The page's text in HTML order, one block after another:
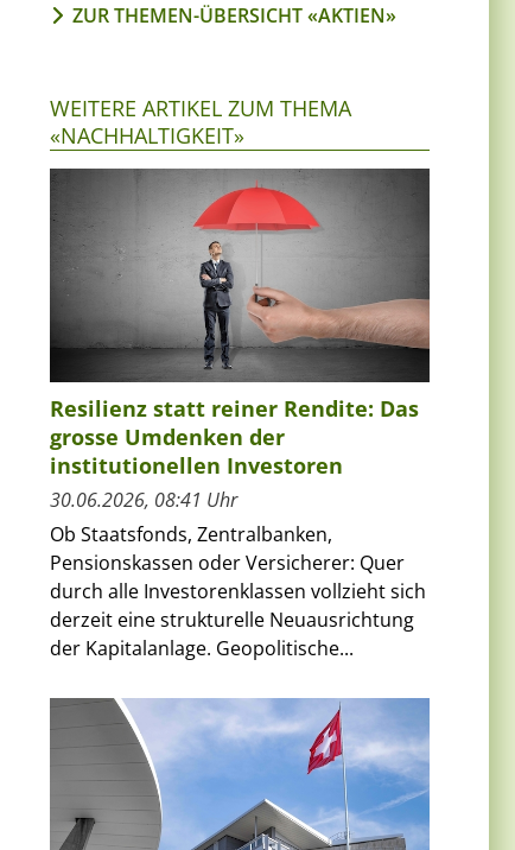
ZUR THEMEN-ÜBERSICHT «AKTIEN»
WEITERE ARTIKEL ZUM THEMA
«NACHHALTIGKEIT»
Resilienz statt reiner Rendite: Das
grosse Umdenken der
institutionellen Investoren
30.06.2026, 08:41 Uhr
Ob Staatsfonds, Zentralbanken,
Pensionskassen oder Versicherer: Quer
durch alle Investorenklassen vollzieht sich
derzeit eine strukturelle Neuausrichtung
der Kapitalanlage. Geopolitische...